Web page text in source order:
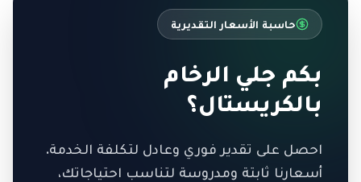
حاسبة الأسعار التقديرية
بكم جلي الرخام
بالكريستال؟
احصل على تقدير فوري وعادل لتكلفة الخدمة.
أسعارنا ثابتة ومدروسة لتناسب احتياجاتك،